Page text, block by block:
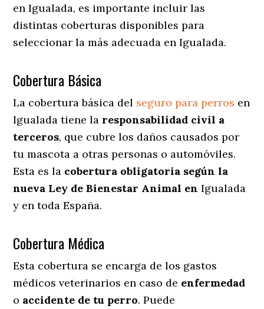
en Igualada, es importante incluir las
distintas coberturas disponibles para
seleccionar la más adecuada en Igualada.
Cobertura Básica
La cobertura básica del seguro para perros en
Igualada tiene la responsabilidad civil a
terceros, que cubre los daños causados por
tu mascota a otras personas o automóviles.
Esta es la cobertura obligatoria según la
nueva Ley de Bienestar Animal enIgualada
y en toda España.
Cobertura Médica
Esta cobertura se encarga de los gastos
médicos veterinarios en caso de enfermedad
o accidente de tu perro. Puede